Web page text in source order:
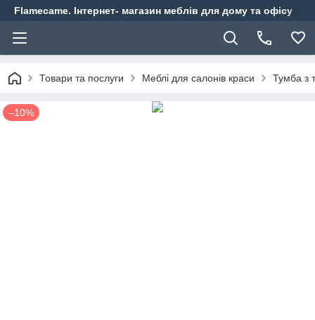
Flamecame. Інтернет- магазин меблів для дому та офісу
Товари та послуги Меблі для салонів краси Тумба з
–10%